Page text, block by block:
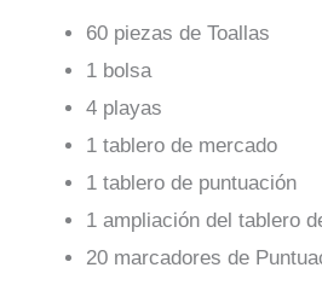
60 piezas de Toallas
1 bolsa
4 playas
1 tablero de mercado
1 tablero de puntuación
1 ampliación del tablero
20 marcadores de